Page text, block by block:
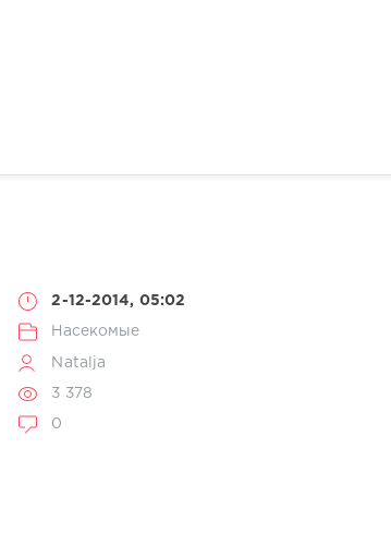
2-12-2014, 05:02
Насекомые
Natalja
3 378
0